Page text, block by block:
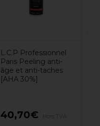
L.C.P Professionnel
Paris Peeling anti-
âge et anti-taches
[AHA 30%]
40,70€